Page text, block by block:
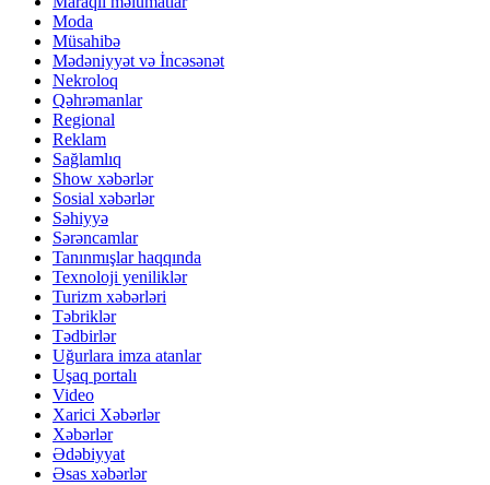
Moda
Müsahibə
Mədəniyyət və İncəsənət
Nekroloq
Qəhrəmanlar
Regional
Reklam
Sağlamlıq
Show xəbərlər
Sosial xəbərlər
Səhiyyə
Sərəncamlar
Tanınmışlar haqqında
Texnoloji yeniliklər
Turizm xəbərləri
Təbriklər
Tədbirlər
Uğurlara imza atanlar
Uşaq portalı
Video
Xarici Xəbərlər
Xəbərlər
Ədəbiyyat
Əsas xəbərlər